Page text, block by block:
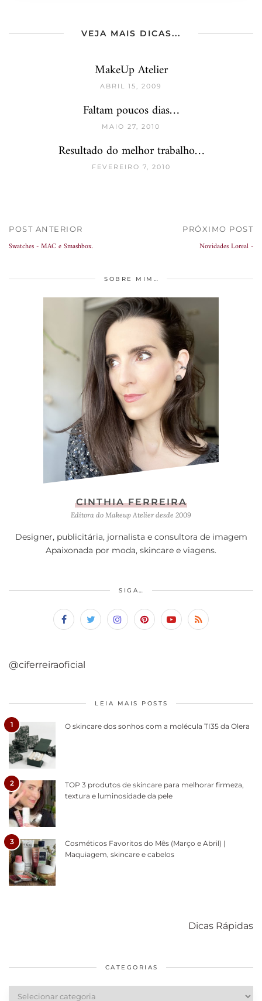
VEJA MAIS DICAS...
MakeUp Atelier
ABRIL 15, 2009
Faltam poucos dias…
MAIO 27, 2010
Resultado do melhor trabalho…
FEVEREIRO 7, 2010
POST ANTERIOR
Swatches - MAC e Smashbox.
PRÓXIMO POST
Novidades Loreal -
SOBRE MIM…
CINTHIA FERREIRA
Editora do Makeup Atelier desde 2009
Designer, publicitária, jornalista e consultora de imagem
Apaixonada por moda, skincare e viagens.
SIGA…
@ciferreiraoficial
LEIA MAIS POSTS
1 O skincare dos sonhos com a molécula TI35 da Olera
2
TOP 3 produtos de skincare para melhorar firmeza,
textura e luminosidade da pele
3
Cosméticos Favoritos do Mês (Março e Abril) |
Maquiagem, skincare e cabelos
Dicas Rápidas
diários
cabelos
CATEGORIAS
Categorias